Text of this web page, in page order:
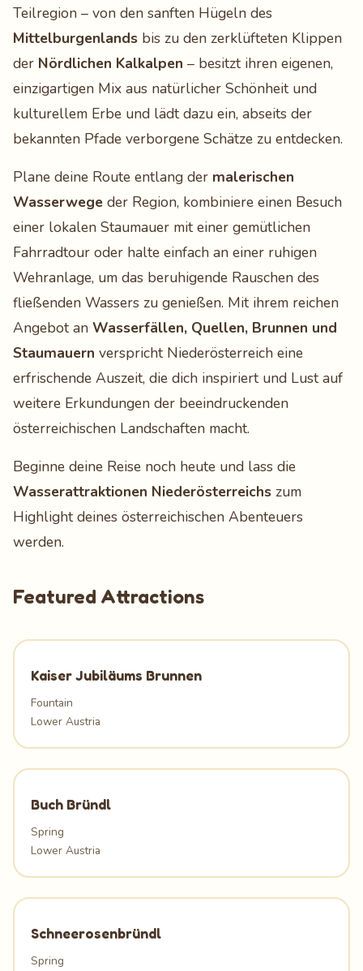
Teilregion – von den sanften Hügeln des
Mittelburgenlands bis zu den zerklüfteten Klippen
der Nördlichen Kalkalpen – besitzt ihren eigenen,
einzigartigen Mix aus natürlicher Schönheit und
kulturellem Erbe und lädt dazu ein, abseits der
bekannten Pfade verborgene Schätze zu entdecken.
Plane deine Route entlang der malerischen
Wasserwege der Region, kombiniere einen Besuch
einer lokalen Staumauer mit einer gemütlichen
Fahrradtour oder halte einfach an einer ruhigen
Wehranlage, um das beruhigende Rauschen des
fließenden Wassers zu genießen. Mit ihrem reichen
Angebot an Wasserfällen, Quellen, Brunnen und
Staumauern verspricht Niederösterreich eine
erfrischende Auszeit, die dich inspiriert und Lust auf
weitere Erkundungen der beeindruckenden
österreichischen Landschaften macht.
Beginne deine Reise noch heute und lass die
Wasserattraktionen Niederösterreichs zum
Highlight deines österreichischen Abenteuers
werden.
Featured Attractions
Kaiser Jubiläums Brunnen
Fountain
Lower Austria
Buch Bründl
Spring
Lower Austria
Schneerosenbründl
Spring